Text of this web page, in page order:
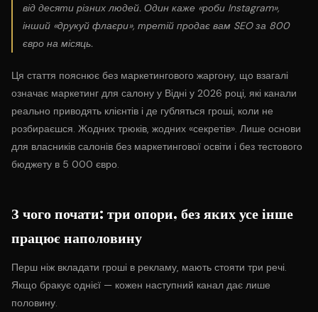
від десяти різних людей. Один каже «роби Instagram»,
інший «друкуй флаєри», третій продає вам SEO за 800
євро на місяць.
Ця стаття пояснює без маркетингового жаргону, що взагалі
означає маркетинг для салону у Відні у 2026 році, які канали
реально приводять клієнтів і де губляться гроші, коли не
розбираєшся. Жодних трюків, жодних «секретів». Лише основи
для власників салонів без маркетингової освіти і без тестового
бюджету в 5 000 євро.
З чого почати: три опори, без яких усе інше
працює наполовину
Перш ніж вкладати гроші в рекламу, мають стояти три речі.
Якщо бракує однієї — кожен наступний канал дає лише
половину.